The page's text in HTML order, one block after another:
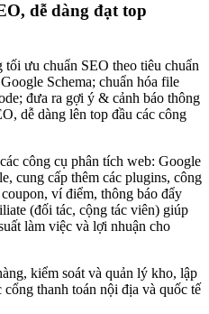
dễ dàng đạt top
ưu chuẩn SEO theo tiêu chuẩn
Schema; chuẩn hóa file
đưa ra gợi ý & cảnh báo thông
dễ dàng lên top đầu các công
công cụ phân tích web: Google
cung cấp thêm các plugins, công
ví điểm, thông báo đẩy
(đối tác, cộng tác viên) giúp
làm việc và lợi nhuận cho
kiểm soát và quản lý kho, lập
thanh toán nội địa và quốc tế